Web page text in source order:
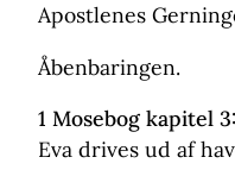
Apostlenes
Åbenbaringen.
1 Mosebog kapitel 3:
Eva drives ud af